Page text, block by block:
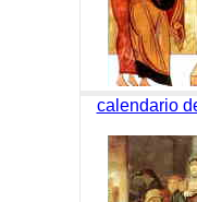
calendario